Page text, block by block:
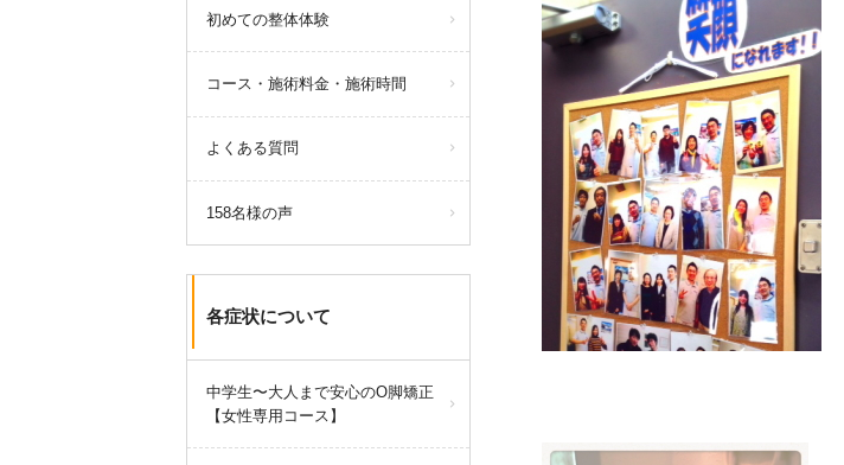
初めての整体体験
コース・施術料金・施術時間
よくある質問
158名様の声
各症状について
中学生〜大人まで安心のO脚矯正
【女性専用コース】